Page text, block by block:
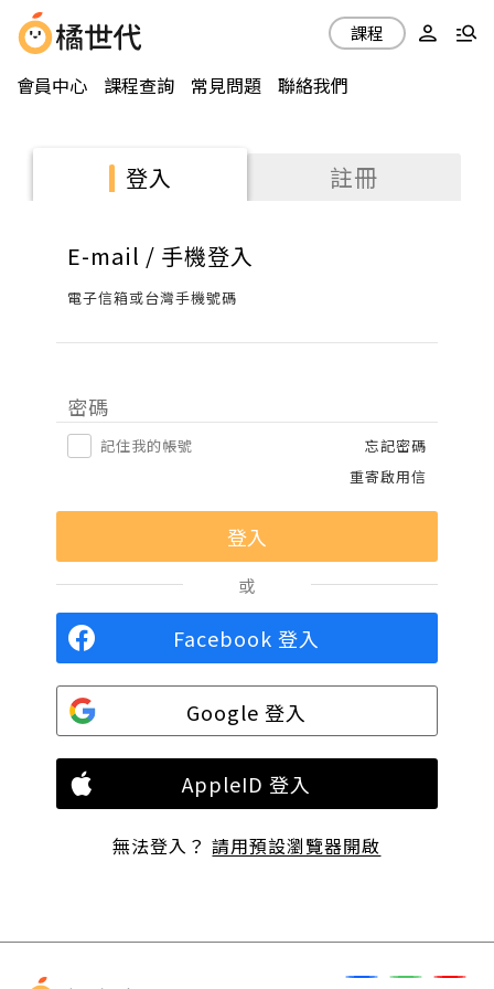
會員中心 課程查詢 常見問題 聯絡我們
課程
登入 註冊
E-mail / 手機登入
電子信箱或台灣手機號碼
密碼
記住我的帳號
忘記密碼
重寄啟用信
或
Facebook 登入
Google 登入
AppleID 登入
無法登入？請用預設瀏覽器開啟